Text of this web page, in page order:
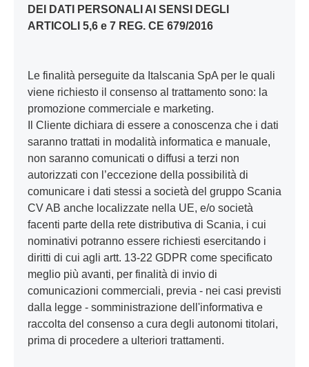
estremamente flessibile e facile da
personalizzare.
2.920 mm (senza deflettori dell'aria),
sedili: 2 anteriori e fino a 4 posteriori
Letto
No
Catena cinematica
220-500 CV
DEI DATI PERSONALI AI SENSI DEGLI
ARTICOLI 5,6 e 7 REG. CE 679/2016
Le finalità perseguite da Italscania SpA per le quali
viene richiesto il consenso al trattamento sono: la
promozione commerciale e marketing.
Il Cliente dichiara di essere a conoscenza che i dati
saranno trattati in modalità informatica e manuale,
non saranno comunicati o diffusi a terzi non
autorizzati con l’eccezione della possibilità di
comunicare i dati stessi a società del gruppo Scania
CV AB anche localizzate nella UE, e/o società
facenti parte della rete distributiva di Scania, i cui
nominativi potranno essere richiesti esercitando i
diritti di cui agli artt. 13-22 GDPR come specificato
meglio più avanti, per finalità di invio di
comunicazioni commerciali, previa - nei casi previsti
dalla legge - somministrazione dell'informativa e
raccolta del consenso a cura degli autonomi titolari,
prima di procedere a ulteriori trattamenti.